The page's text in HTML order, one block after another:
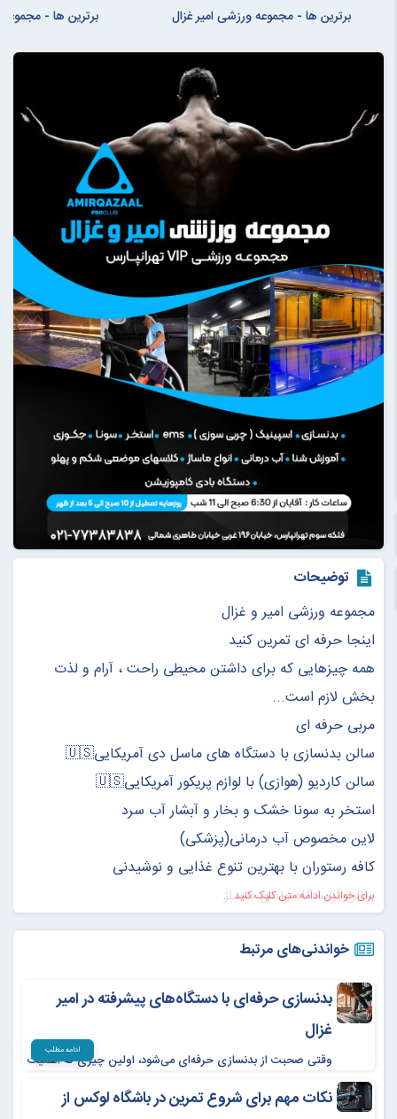
برترین ها - مجموعه ورزشی امیر غزال برترین ها -
توضیحات
مجموعه ورزشی امیر و غزال
اینجا حرفه ای تمرین کنید
همه چیزهایی که برای داشتن محیطی راحت ، آرام و لذت
بخش لازم است...
مربی حرفه ای
سالن بدنسازی با دستگاه های ماسل دی آمریکایی🇺🇸
سالن کاردیو (هوازی) با لوازم پریکور آمریکایی🇺🇸
استخر به سونا خشک و بخار و آبشار آب سرد
لاین مخصوص آب درمانی(پزشکی)
کافه رستوران با بهترین تنوع غذایی و نوشیدنی
سالن آرایشگاه واتاق ماساژ
اتاق CIP و همچنین کمد های VIP
شست وشو و خشکشویی روزانه لباس ها و حوله شخصی
حضور روزانه DJ و…
پیرایشگاه
دستگاه EMS (لاغری)
سونا
برای خواندن ادامه متن کلیک کنید ...
خواندنی‌های مرتبط
بدنسازی حرفه‌ای با دستگاه‌های پیشرفته در امیر
غزال
وقتی صحبت از بدنسازی حرفه‌ای می‌شود، اولین چیزی که اهمیت
است.
ادامه مطلب
نکات مهم برای شروع تمرین در باشگاه لوکس از